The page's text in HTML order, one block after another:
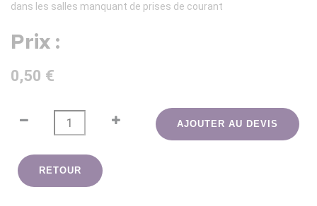
dans les salles manquant de prises de courant
Prix :
0,50 €
AJOUTER AU DEVIS
RETOUR